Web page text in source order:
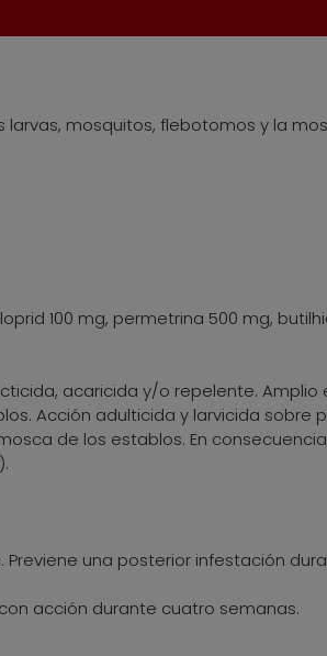
mosquitos, flebotomos y la
100 mg, permetrina 500 mg,
acaricida y/o repelente.
Acción adulticida y larvicida sobre
de los establos. En
una posterior infestación
acción durante cuatro semanas.